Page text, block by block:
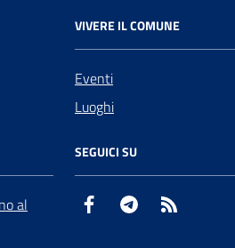
VIVERE IL COMUNE
Eventi
Luoghi
al
SEGUICI SU
Facebook Telegram